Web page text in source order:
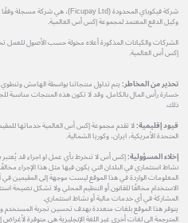
وكيل الدفع المعتمد لمجموعة إكس أس العالمية.
الشركات والكيانات المذكورة أعلاه مخولة حسب الأصول للعمل
إكس أس العالمية.
تحذير من المخاطر:يتم تداول منتجاتنا بواسطة الهامش
خسارة رأس المال بالكامل. وقد لا تكون هذه المنتجات مناسبة
ذلك.
قيود إقليمية:لا تقدم مجموعة إكس أس العالمية خدماتها
المتحدة الأمريكية، ايران، وكوريا الشمالية.
إخلاء المسؤولية:إكس أس لا تنخرط بأي عمل او اجراء قد يُعتبر
نشاط استثماري في البلدان التي يكون فيها مثل هذا الإجراء
المعلومات الواردة في هذا الموقع ليست موجهة إلى المقيمين في
الاستخدام مخالفًا للقانون أو التنظيم المحلي ولا تشكل نصيحة
المشاركة في أي خدمات مالية أو نشاط استثماري.
يتوفر هذا الموقع بلغات متعددة بهدف تحسين تجربة
المترجمة الي لغات أخرى غير اللغة الإنجليزية هي متوفرة